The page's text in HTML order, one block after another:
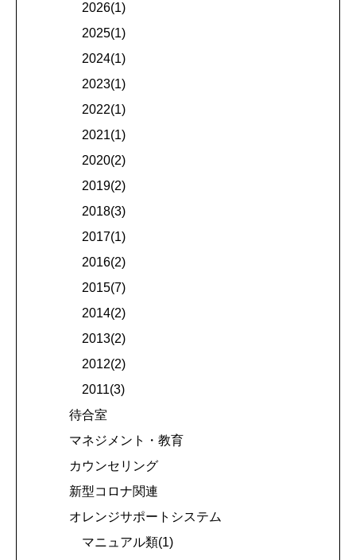
2026(1)
2025(1)
2024(1)
2023(1)
2022(1)
2021(1)
2020(2)
2019(2)
2018(3)
2017(1)
2016(2)
2015(7)
2014(2)
2013(2)
2012(2)
2011(3)
待合室
マネジメント・教育
カウンセリング
新型コロナ関連
オレンジサポートシステム
マニュアル類(1)